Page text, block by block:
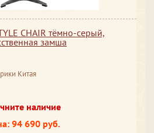
CHAIR тёмно-серый,
замша
Китая
наличие
94 690 руб.